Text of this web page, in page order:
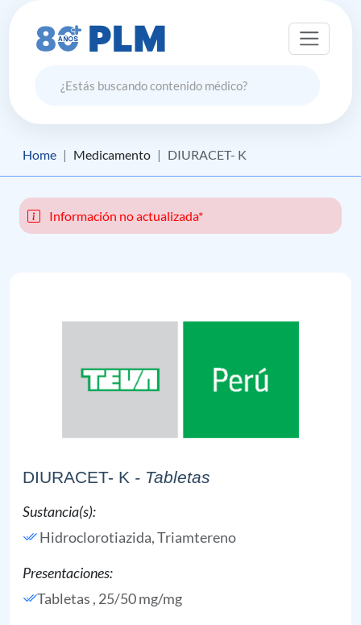
Home Medicamento DIURACET- K
Información no actualizada*
DIURACET- K - Tabletas
Sustancia(s):
Hidroclorotiazida,Triamtereno
Presentaciones:
Tabletas , 25/50 mg/mg